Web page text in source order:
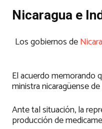
Nicaragua e
Los gobiernos de
El acuerdo memorando
ministra nicaragüense
Ante tal situación, la
producción de